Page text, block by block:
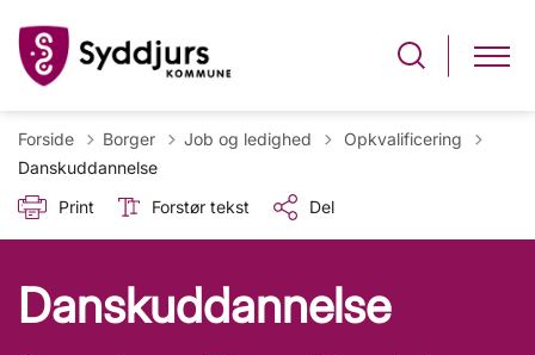
Forside Borger Job og ledighed Tilbage til
Opkvalificering
Danskuddannelse
Print
Forstør tekst Del
Danskuddannelse